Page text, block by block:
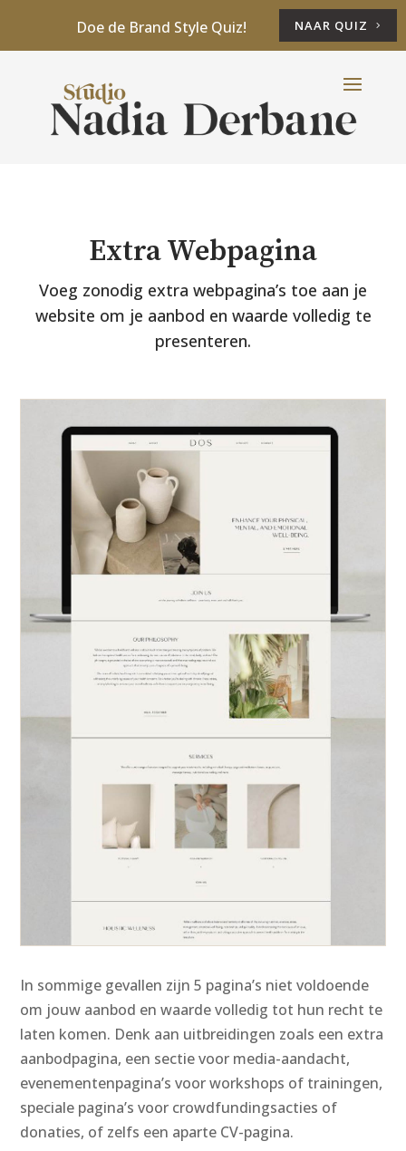
Doe de Brand Style Quiz! NAAR QUIZ
Extra Webpagina
Voeg zonodig extra webpagina’s toe aan je
website om je aanbod en waarde volledig te
presenteren.
In sommige gevallen zijn 5 pagina’s niet voldoende
om jouw aanbod en waarde volledig tot hun recht te
laten komen. Denk aan uitbreidingen zoals een extra
aanbodpagina, een sectie voor media-aandacht,
evenementenpagina’s voor workshops of trainingen,
speciale pagina’s voor crowdfundingsacties of
donaties, of zelfs een aparte CV-pagina.